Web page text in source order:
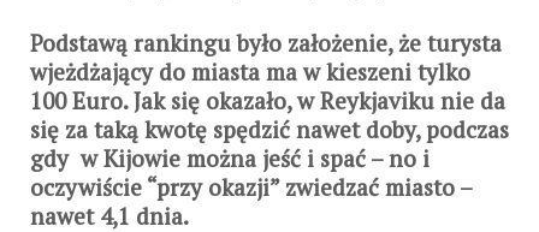
Podstawą rankingu było założenie, że turysta
wjeżdżający do miasta ma w kieszeni tylko
100 Euro. Jak się okazało, w Reykjaviku nie da
się za taką kwotę spędzić nawet doby, podczas
gdy w Kijowie można jeść i spać – no i
oczywiście “przy okazji” zwiedzać miasto –
nawet 4,1 dnia.